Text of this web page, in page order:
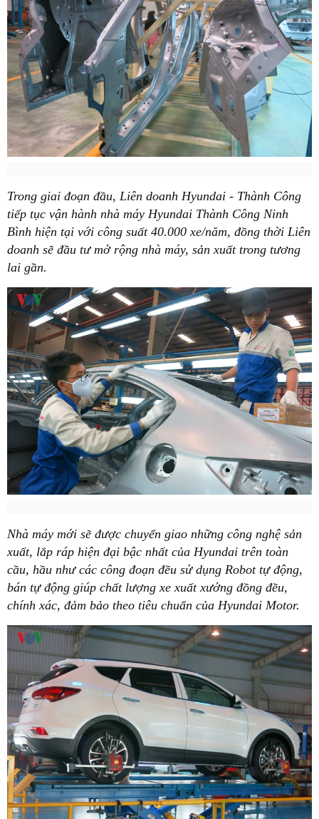
Trong giai đoạn đầu, Liên doanh Hyundai - Thành Công
tiếp tục vận hành nhà máy Hyundai Thành Công Ninh
Bình hiện tại với công suất 40.000 xe/năm, đồng thời Liên
doanh sẽ đầu tư mở rộng nhà máy, sản xuất trong tương
lai gần.
Nhà máy mới sẽ được chuyển giao những công nghệ sản
xuất, lắp ráp hiện đại bậc nhất của Hyundai trên toàn
cầu, hầu như các công đoạn đều sử dụng Robot tự động,
bán tự động giúp chất lượng xe xuất xưởng đồng đều,
chính xác, đảm bảo theo tiêu chuẩn của Hyundai Motor.